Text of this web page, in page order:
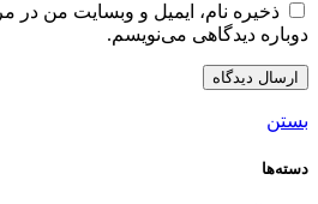
ذخیره نام، ایمیل و وبسایت من در
دوباره دیدگاهی می‌نویسم.
بستن
دسته‌ها